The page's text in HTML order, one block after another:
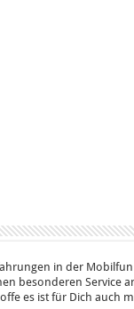
in der
besonderen Service
es ist für Dich auch